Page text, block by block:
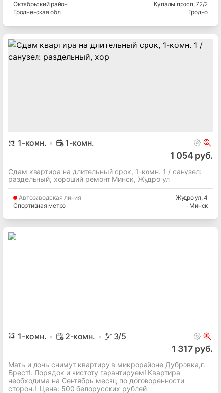
Октябрьскийрайон
Гродненская обл.
Купалы просп, 72/2
Гродно
1-комн. 1-комн.
1 054 руб.
Сдам квартира на длительный срок, 1-комн. 1 / cанузел:
раздельный, хороший ремонт Минск, Жудро ул
Автозаводская линия
Спортивная метро
Жудро ул, 4
Минск
1-комн. 2-комн. 3/5
1 317 руб.
Мать и дочь снимут квартиру в микрорайоне Дубровка,г.
Брест!. Порядок и чистоту гарантируем! Квартира
необходима на Сентябрь месяц по договоренности
сторон.!. Цена: 500 белорусских рублей